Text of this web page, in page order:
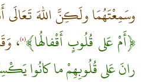
وسَمِعْتَهُمَا ولَكِنَّ اللهَ
﴿أَمْ عَلى‏ قُلُوبٍ أَقْفالُها﴾(٥) ،
رانَ عَلى‏ قُلُوبِهِمْ ما كانُوا